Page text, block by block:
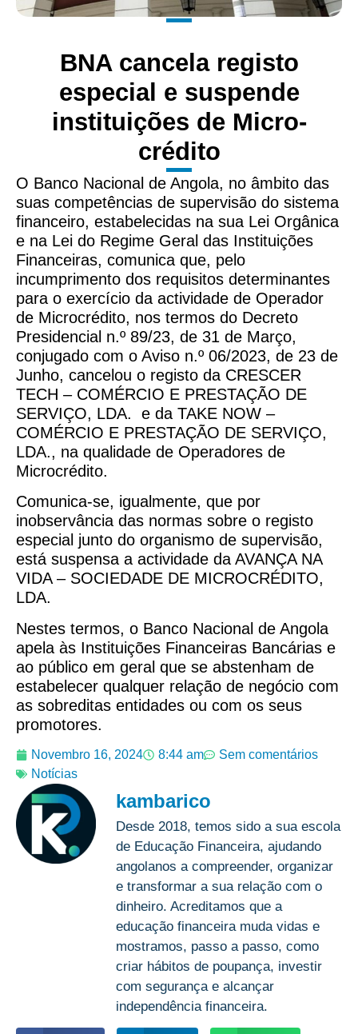
BNA cancela registo
especial e suspende
instituições de Micro-
crédito
O Banco Nacional de Angola, no âmbito das
suas competências de supervisão do sistema
financeiro, estabelecidas na sua Lei Orgânica
e na Lei do Regime Geral das Instituições
Financeiras, comunica que, pelo
incumprimento dos requisitos determinantes
para o exercício da actividade de Operador
de Microcrédito, nos termos do Decreto
Presidencial n.º 89/23, de 31 de Março,
conjugado com o Aviso n.º 06/2023, de 23 de
Junho, cancelou o registo da CRESCER
TECH – COMÉRCIO E PRESTAÇÃO DE
SERVIÇO, LDA. e da TAKE NOW –
COMÉRCIO E PRESTAÇÃO DE SERVIÇO,
LDA., na qualidade de Operadores de
Microcrédito.
Comunica-se, igualmente, que por
inobservância das normas sobre o registo
especial junto do organismo de supervisão,
está suspensa a actividade da AVANÇA NA
VIDA – SOCIEDADE DE MICROCRÉDITO,
LDA.
Nestes termos, o Banco Nacional de Angola
apela às Instituições Financeiras Bancárias e
ao público em geral que se abstenham de
estabelecer qualquer relação de negócio com
as sobreditas entidades ou com os seus
promotores.
Novembro 16, 2024 8:44 am
Sem comentários
Notícias
kambarico
Desde 2018, temos sido a sua escola
de Educação Financeira, ajudando
angolanos a compreender, organizar
e transformar a sua relação com o
dinheiro. Acreditamos que a
educação financeira muda vidas e
mostramos, passo a passo, como
criar hábitos de poupança, investir
com segurança e alcançar
independência financeira.